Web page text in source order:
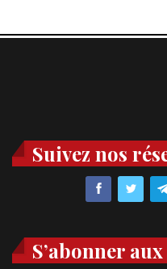
Suivez nos
S’abonner